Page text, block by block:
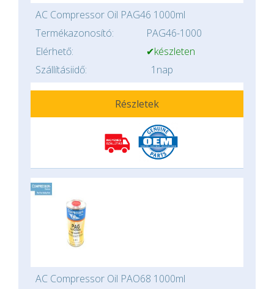
AC Compressor Oil PAG46 1000ml
Termékazonosító:
PAG46-1000
Elérhető:
✔készleten
Szállításiidő:
1nap
Részletek
AC Compressor Oil PAO68 1000ml